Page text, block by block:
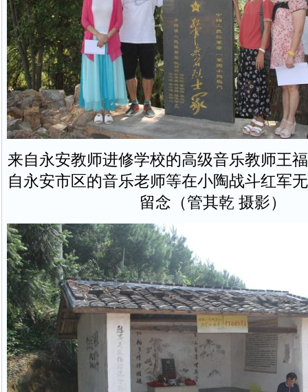
来自永安教师进修学校的高级音乐教师王
自永安市区的音乐老师等在小陶战斗红军
留念（管其乾 摄影）